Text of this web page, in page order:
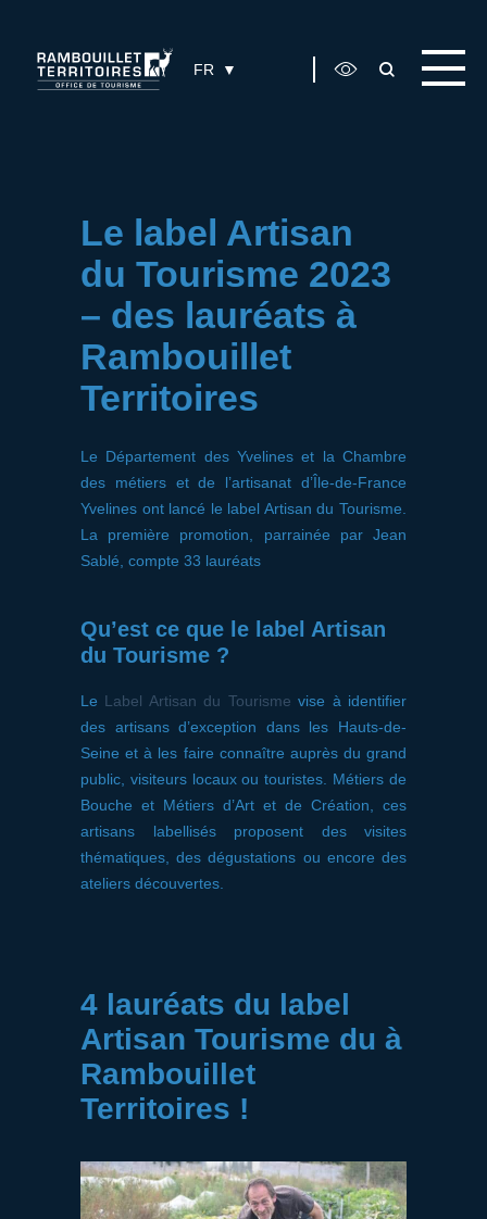
FR
Le label Artisan
du Tourisme 2023
– des lauréats à
Rambouillet
Territoires
Le Département des Yvelines et la Chambre
des métiers et de l’artisanat d’Île-de-France
Yvelines ont lancé le label Artisan du Tourisme.
La première promotion, parrainée par Jean
Sablé, compte 33 lauréats
Qu’est ce que le label Artisan
du Tourisme ?
Le Label Artisan du Tourisme vise à identifier
des artisans d’exception dans les Hauts-de-
Seine et à les faire connaître auprès du grand
public, visiteurs locaux ou touristes. Métiers de
Bouche et Métiers d’Art et de Création, ces
artisans labellisés proposent des visites
thématiques, des dégustations ou encore des
ateliers découvertes.
4 lauréats du label
Artisan Tourisme du à
Rambouillet
Territoires !